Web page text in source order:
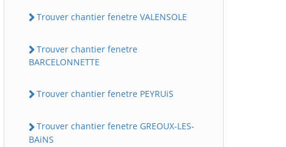
Trouver chantier fenetre VALENSOLE
Trouver chantier fenetre
BARCELONNETTE
Trouver chantier fenetre PEYRUiS
Trouver chantier fenetre GREOUX-LES-
BAiNS